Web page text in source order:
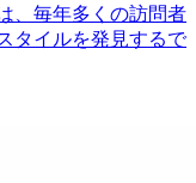
、毎年多くの訪問者
タイルを発見するで